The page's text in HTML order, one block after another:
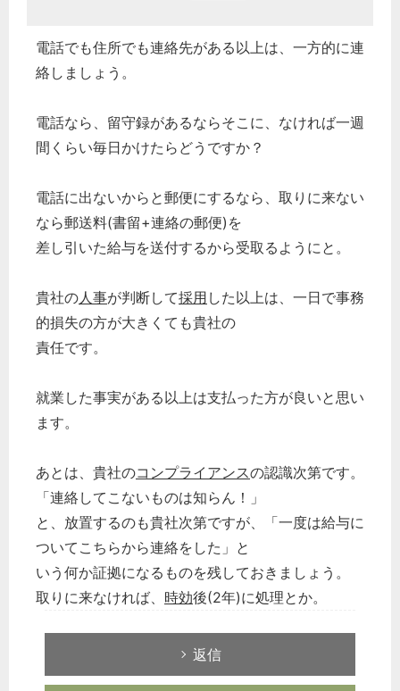
電話でも住所でも連絡先がある以上は、一方的に連
絡しましょう。
電話なら、留守録があるならそこに、なければ一週
間くらい毎日かけたらどうですか？
電話に出ないからと郵便にするなら、取りに来ない
なら郵送料(書留+連絡の郵便)を
差し引いた給与を送付するから受取るようにと。
貴社の人事が判断して採用 した以上は、一日で事務
的損失の方が大きくても貴社の
責任です。
就業した事実がある以上は支払った方が良いと思い
ます。
あとは、貴社のコンプライアンスの認識次第です。
「連絡してこないものは知らん！」
と、放置するのも貴社次第ですが、「一度は給与に
ついてこちらから連絡をした」と
いう何か証拠になるものを残しておきましょう。
取りに来なければ、 時効後(2年)に処理とか。
返信